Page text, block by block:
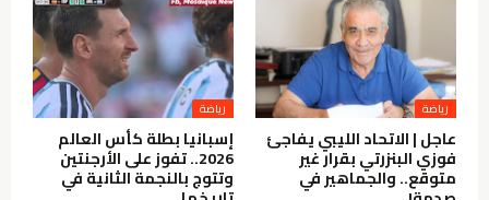
رياضة
عاجل | الاتحاد الليبي يفاجئ
فوزي البنزرتي بقرار غير
متوقع.. والجماهير في
رياضة
إسبانيا بطلة كأس العالم
2026.. تفوز على الأرجنتين
وتتوج بالنجمة الثانية في